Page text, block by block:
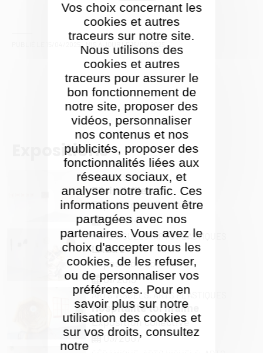
Vos choix concernant les
cookies et autres
traceurs sur notre site.
Nous utilisons des
cookies et autres
traceurs pour assurer le
bon fonctionnement de
notre site, proposer des
vidéos, personnaliser
nos contenus et nos
publicités, proposer des
fonctionnalités liées aux
réseaux sociaux, et
analyser notre trafic. Ces
informations peuvent être
partagées avec nos
partenaires. Vous avez le
choix d'accepter tous les
cookies, de les refuser,
ou de personnaliser vos
préférences. Pour en
savoir plus sur notre
utilisation des cookies et
sur vos droits, consultez
notre
15/04/2025- MIS À JOUR LE16/09/2025
Expositions
ARTS VISUELS
D'ici, d'ailleurs
Exposition collective
03/2014
ARTS VISUELS,ARTS PLASTIQUES
L'Autre
Exposition collective
01/2013
ARTS VISUELS, ARTS PLASTIQUES
Hospitalité toi m'aime
Exposition collective
03/2007